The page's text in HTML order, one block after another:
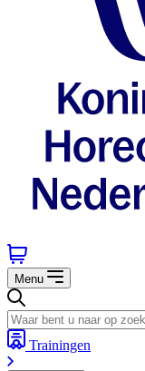
Menu
Trainingen